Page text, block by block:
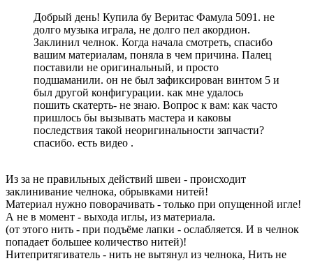
Добрый день! Купила бу Веритас Фамула 5091. не
долго музыка играла, не долго пел акордион.
Заклинил челнок. Когда начала смотреть, спасибо
вашим материалам, поняла в чем причина. Палец
поставили не оригинальный, и просто
подшаманили. он не был зафиксирован винтом 5 и
был другой конфигурации. как мне удалось
пошить скатерть- не знаю. Вопрос к вам: как часто
пришлось бы вызывать мастера и каковы
последствия такой неоригинальности запчасти?
спасибо. есть видео .
Из за не правильных действий швеи - происходит
заклинивание челнока, обрывками нитей!
Материал нужно поворачивать - только при опущенной игле!
А не в момент - выхода иглы, из материала.
(от этого нить - при подъёме лапки - ослабляется. И в челнок
попадает большее количество нитей)!
Нитепритягиватель - нить не вытянул из челнока, Нить не